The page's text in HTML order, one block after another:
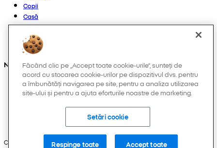
Copii
Casă
Femei
Bărbați
Altele
Ne găsești și pe:
Copyright © 2026 Pepco. Toate drepturile rezervate.
Făcând clic pe „Accept toate cookie-urile”, sunteți de
acord cu stocarea cookie-urilor pe dispozitivul dvs. pentru
a îmbunătăți navigarea pe site, pentru a analiza utilizarea
site-ului și pentru a ajuta eforturile noastre de marketing.
Setări cookie
Respinge toate Accept toate